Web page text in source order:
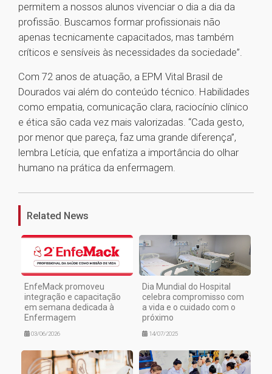
permitem a nossos alunos vivenciar o dia a dia da
profissão. Buscamos formar profissionais não
apenas tecnicamente capacitados, mas também
críticos e sensíveis às necessidades da sociedade”.
Com 72 anos de atuação, a EPM Vital Brasil de
Dourados vai além do conteúdo técnico. Habilidades
como empatia, comunicação clara, raciocínio clínico
e ética são cada vez mais valorizadas. “Cada gesto,
por menor que pareça, faz uma grande diferença”,
lembra Letícia, que enfatiza a importância do olhar
humano na prática da enfermagem.
1
Related News
EnfeMack promoveu
integração e capacitação
em semana dedicada à
Enfermagem
03/06/2026
Dia Mundial do Hospital
celebra compromisso com
a vida e o cuidado com o
próximo
14/07/2025